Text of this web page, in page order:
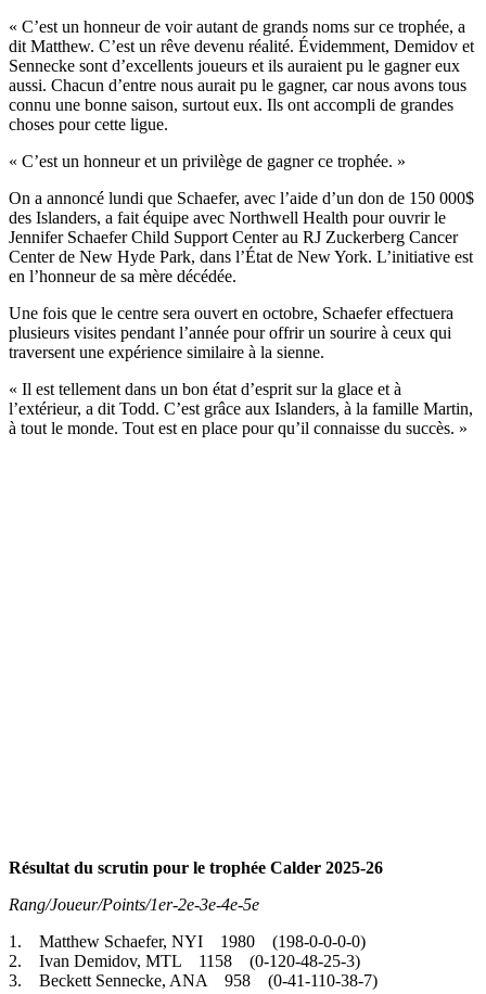
« C’est un honneur de voir autant de grands noms sur ce trophée, a
dit Matthew. C’est un rêve devenu réalité. Évidemment, Demidov et
Sennecke sont d’excellents joueurs et ils auraient pu le gagner eux
aussi. Chacun d’entre nous aurait pu le gagner, car nous avons tous
connu une bonne saison, surtout eux. Ils ont accompli de grandes
choses pour cette ligue.
« C’est un honneur et un privilège de gagner ce trophée. »
On a annoncé lundi que Schaefer, avec l’aide d’un don de 150 000$
des Islanders, a fait équipe avec Northwell Health pour ouvrir le
Jennifer Schaefer Child Support Center au RJ Zuckerberg Cancer
Center de New Hyde Park, dans l’État de New York. L’initiative est
en l’honneur de sa mère décédée.
Une fois que le centre sera ouvert en octobre, Schaefer effectuera
plusieurs visites pendant l’année pour offrir un sourire à ceux qui
traversent une expérience similaire à la sienne.
« Il est tellement dans un bon état d’esprit sur la glace et à
l’extérieur, a dit Todd. C’est grâce aux Islanders, à la famille Martin,
à tout le monde. Tout est en place pour qu’il connaisse du succès. »
Résultat du scrutin pour le trophée Calder 2025-26
Rang/Joueur/Points/1er-2e-3e-4e-5e
1. Matthew Schaefer, NYI 1980 (198-0-0-0-0)
2. Ivan Demidov, MTL 1158 (0-120-48-25-3)
3. Beckett Sennecke, ANA 958 (0-41-110-38-7)